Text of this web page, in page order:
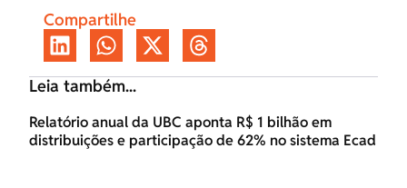
Compartilhe
Leia também...
Relatório anual da UBC aponta R$ 1 bilhão em
distribuições e participação de 62% no sistema Ecad